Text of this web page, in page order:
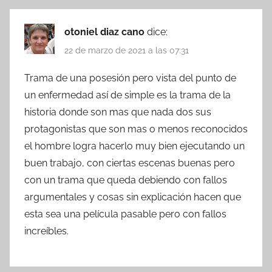
otoniel diaz cano dice:
22 de marzo de 2021 a las 07:31
Trama de una posesión pero vista del punto de
un enfermedad así de simple es la trama de la
historia donde son mas que nada dos sus
protagonistas que son mas o menos reconocidos
el hombre logra hacerlo muy bien ejecutando un
buen trabajo, con ciertas escenas buenas pero
con un trama que queda debiendo con fallos
argumentales y cosas sin explicación hacen que
esta sea una película pasable pero con fallos
increíbles.